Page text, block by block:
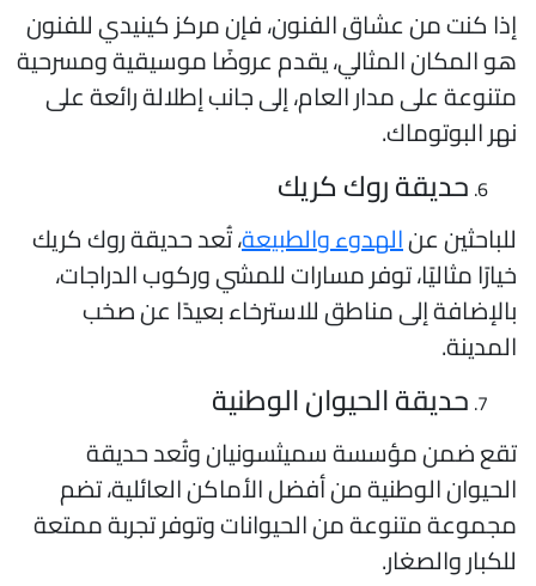
كنت من عشاق الفنون، فإن مركز كينيدي للفنون
المكان المثالي، يقدم عروضًا موسيقية ومسرحية
على مدار العام، إلى جانب إطلالة رائعة على
البوتوماك.
حديقة روك كريك
عنالهدوء والطبيعة، تُعد حديقة روك كريك
مثاليًا، توفر مسارات للمشي وركوب الدراجات،
إلى مناطق للاسترخاء بعيدًا عن صخب
حديقة الحيوان الوطنية
ضمن مؤسسة سميثسونيان وتُعد حديقة
الوطنية من أفضل الأماكن العائلية، تضم
متنوعة من الحيوانات وتوفر تجربة ممتعة
والصغار.